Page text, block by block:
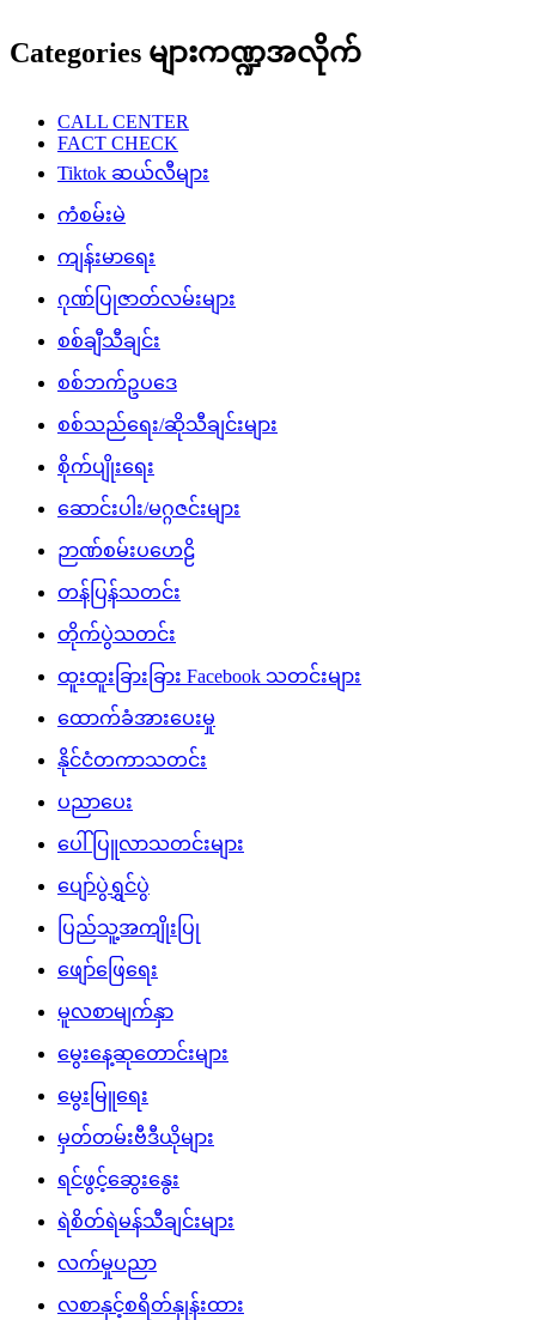
Categories များကဏ္ဍအလိုက်
CALL CENTER
FACT CHECK
Tiktok ဆယ်လီများ
ကံစမ်းမဲ
ကျန်းမာရေး
ဂုဏ်ပြုဇာတ်လမ်းများ
စစ်ချီသီချင်း
စစ်ဘက်ဥပဒေ
စစ်သည်ရေး/ဆိုသီချင်းများ
စိုက်ပျိုးရေး
ဆောင်းပါး/မဂ္ဂဇင်းများ
ဉာဏ်စမ်းပဟေဠိ
တန်ပြန်သတင်း
တိုက်ပွဲသတင်း
ထူးထူးခြားခြား Facebook သတင်းများ
ထောက်ခံအားပေးမှု
နိုင်ငံတကာသတင်း
ပညာပေး
ပေါ်ပြူလာသတင်းများ
ပျော်ပွဲရွှင်ပွဲ
ပြည်သူ့အကျိုးပြု
ဖျော်ဖြေရေး
မူလစာမျက်နှာ
မွေးနေ့ဆုတောင်းများ
မွေးမြူရေး
မှတ်တမ်းဗီဒီယိုများ
ရင်ဖွင့်ဆွေးနွေး
ရဲစိတ်ရဲမန်သီချင်းများ
လက်မှုပညာ
လစာနှင့်စရိတ်နှုန်းထား